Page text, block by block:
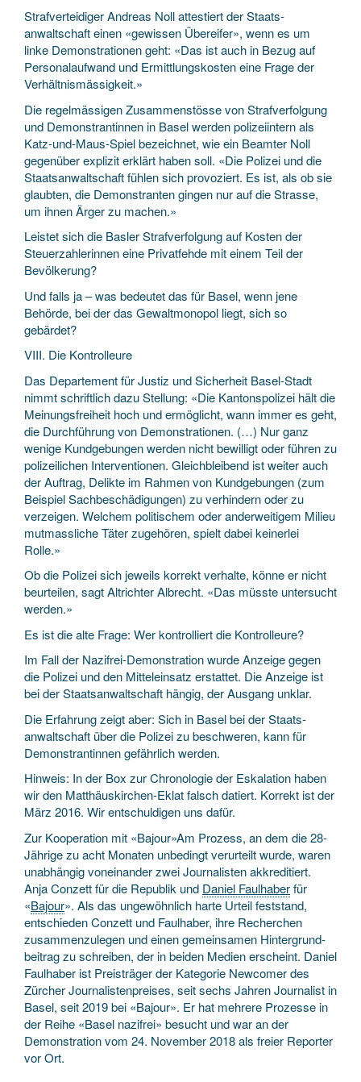
Strafverteidiger Andreas Noll attestiert der Staats­
anwaltschaft einen «gewissen Übereifer», wenn es um
linke Demonstrationen geht: «Das ist auch in Bezug auf
Personal­aufwand und Ermittlungs­kosten eine Frage der
Verhältnismässigkeit.»
Die regelmässigen Zusammen­stösse von Straf­verfolgung
und Demonstrantinnen in Basel werden polizei­intern als
Katz-und-Maus-Spiel bezeichnet, wie ein Beamter Noll
gegenüber explizit erklärt haben soll. «Die Polizei und die
Staats­anwaltschaft fühlen sich provoziert. Es ist, als ob sie
glaubten, die Demonstranten gingen nur auf die Strasse,
um ihnen Ärger zu machen.»
Leistet sich die Basler Straf­verfolgung auf Kosten der
Steuer­zahlerinnen eine Privat­fehde mit einem Teil der
Bevölkerung?
Und falls ja – was bedeutet das für Basel, wenn jene
Behörde, bei der das Gewalt­monopol liegt, sich so
gebärdet?
VIII. Die Kontrolleure
Das Departement für Justiz und Sicherheit Basel-Stadt
nimmt schriftlich dazu Stellung: «Die Kantons­polizei hält die
Meinungs­freiheit hoch und ermöglicht, wann immer es geht,
die Durch­führung von Demonstrationen. (…) Nur ganz
wenige Kund­gebungen werden nicht bewilligt oder führen zu
polizeilichen Interventionen. Gleichbleibend ist weiter auch
der Auftrag, Delikte im Rahmen von Kund­gebungen (zum
Beispiel Sach­beschädigungen) zu verhindern oder zu
verzeigen. Welchem politischem oder anderweitigem Milieu
mutmassliche Täter zugehören, spielt dabei keinerlei
Rolle.»
Ob die Polizei sich jeweils korrekt verhalte, könne er nicht
beurteilen, sagt Altrichter Albrecht. «Das müsste untersucht
werden.»
Es ist die alte Frage: Wer kontrolliert die Kontrolleure?
Im Fall der Nazifrei-Demonstration wurde Anzeige gegen
die Polizei und den Mittel­einsatz erstattet. Die Anzeige ist
bei der Staats­anwaltschaft hängig, der Ausgang unklar.
Die Erfahrung zeigt aber: Sich in Basel bei der Staats­
anwaltschaft über die Polizei zu beschweren, kann für
Demonstrantinnen gefährlich werden.
Hinweis: In der Box zur Chronologie der Eskalation haben
wir den Matthäuskirchen-Eklat falsch datiert. Korrekt ist der
März 2016. Wir entschuldigen uns dafür.
Zur Kooperation mit «Bajour»Am Prozess, an dem die 28-
Jährige zu acht Monaten unbedingt verurteilt wurde, waren
unabhängig voneinander zwei Journalisten akkreditiert.
Anja Conzett für die Republik und Daniel Faulhaberfür
«Bajour». Als das ungewöhnlich harte Urteil feststand,
entschieden Conzett und Faulhaber, ihre Recherchen
zusammenzulegen und einen gemeinsamen Hintergrund­
beitrag zu schreiben, der in beiden Medien erscheint. Daniel
Faulhaber ist Preisträger der Kategorie Newcomer des
Zürcher Journalisten­preises, seit sechs Jahren Journalist in
Basel, seit 2019 bei «Bajour». Er hat mehrere Prozesse in
der Reihe «Basel nazifrei» besucht und war an der
Demonstration vom 24. November 2018 als freier Reporter
vor Ort.